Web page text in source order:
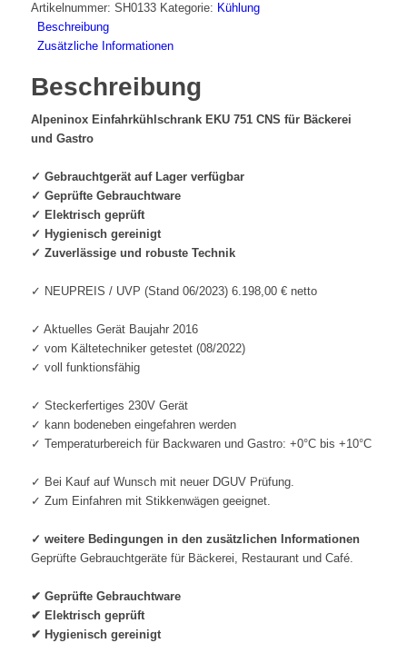
751
CNS
Menge
Artikelnummer: SH0133 Kategorie: Kühlung
Beschreibung
Zusätzliche Informationen
Beschreibung
Alpeninox Einfahrkühlschrank EKU 751 CNS für Bäckerei
und Gastro
✓ Gebrauchtgerät auf Lager verfügbar
✓ Geprüfte Gebrauchtware
✓ Elektrisch geprüft
✓ Hygienisch gereinigt
✓ Zuverlässige und robuste Technik
✓ NEUPREIS / UVP (Stand 06/2023) 6.198,00 € netto
✓ Aktuelles Gerät Baujahr 2016
✓ vom Kältetechniker getestet (08/2022)
✓ voll funktionsfähig
✓ Steckerfertiges 230V Gerät
✓ kann bodeneben eingefahren werden
✓ Temperaturbereich für Backwaren und Gastro: +0°C bis +10°C
✓ Bei Kauf auf Wunsch mit neuer DGUV Prüfung.
✓ Zum Einfahren mit Stikkenwägen geeignet.
✓ weitere Bedingungen in den zusätzlichen Informationen
Geprüfte Gebrauchtgeräte für Bäckerei, Restaurant und Café.
✔ Geprüfte Gebrauchtware
✔ Elektrisch geprüft
✔ Hygienisch gereinigt